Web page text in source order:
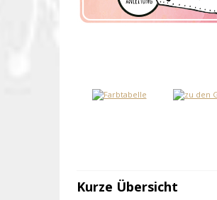
Kurze Übersicht